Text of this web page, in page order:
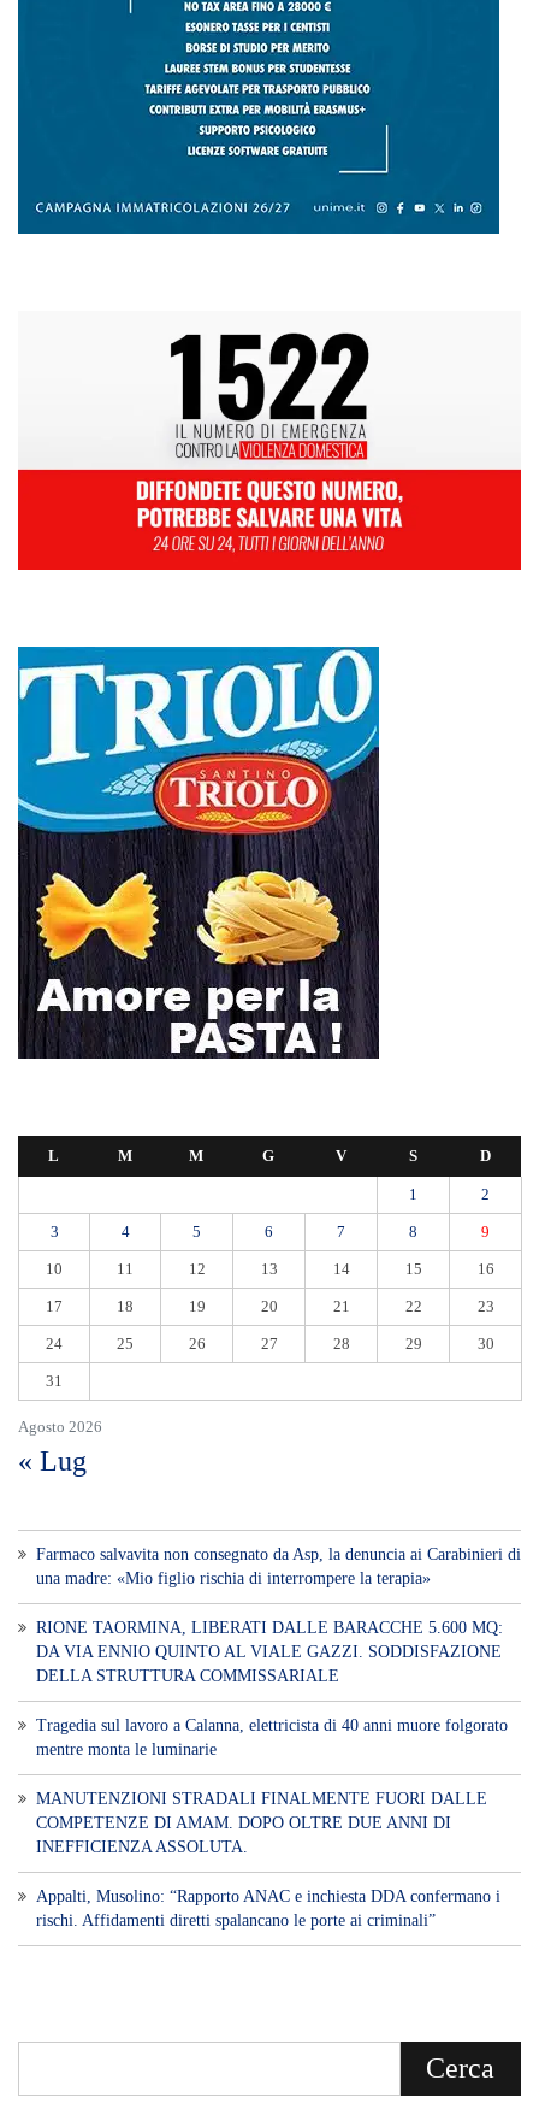
Agosto 2026
L M M G V S D
1 2
3 4 5 6 7 8 9
10 11 12 13 14 15 16
17 18 19 20 21 22 23
24 25 26 27 28 29 30
31
« Lug
Farmaco salvavita non consegnato da Asp, la denuncia ai Carabinieri di
una madre: «Mio figlio rischia di interrompere la terapia»
RIONE TAORMINA, LIBERATI DALLE BARACCHE 5.600 MQ:
DA VIA ENNIO QUINTO AL VIALE GAZZI. SODDISFAZIONE
DELLA STRUTTURA COMMISSARIALE
Tragedia sul lavoro a Calanna, elettricista di 40 anni muore folgorato
mentre monta le luminarie
MANUTENZIONI STRADALI FINALMENTE FUORI DALLE
COMPETENZE DI AMAM. DOPO OLTRE DUE ANNI DI
INEFFICIENZA ASSOLUTA.
​Appalti, Musolino: “Rapporto ANAC e inchiesta DDA confermano i
rischi. Affidamenti diretti spalancano le porte ai criminali”